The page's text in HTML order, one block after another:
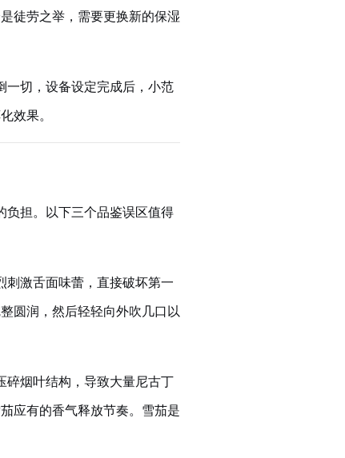
徒劳之举，需要更换新的保湿
一切，设备设定完成后，小范
效果。
负担。以下三个品鉴误区值得
刺激舌面味蕾，直接破坏第一
圆润，然后轻轻向外吹几口以
碎烟叶结构，导致大量尼古丁
应有的香气释放节奏。雪茄是